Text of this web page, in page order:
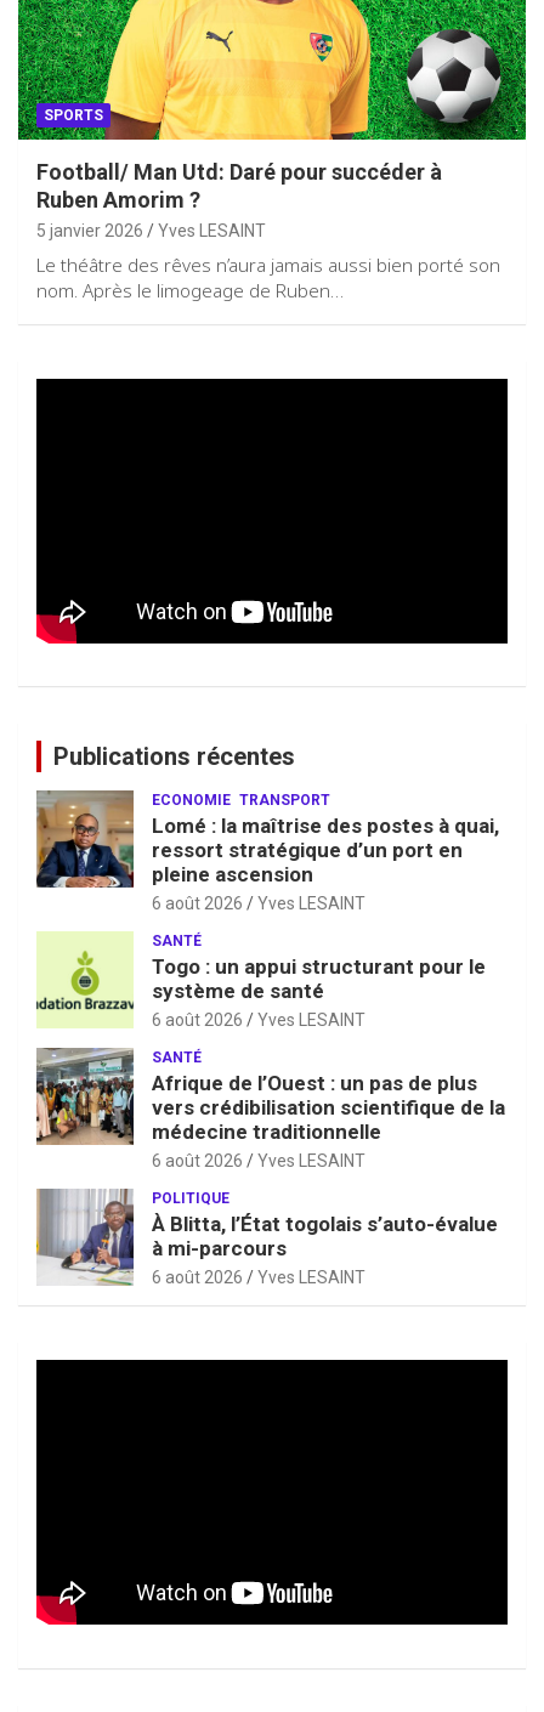
SPORTS
Football/ Man Utd: Daré pour succéder à
Ruben Amorim ?
5 janvier 2026 Yves LESAINT
Le théâtre des rêves n’aura jamais aussi bien porté son
nom. Après le limogeage de Ruben…
Publications récentes
ECONOMIE TRANSPORT
Lomé : la maîtrise des postes à quai,
ressort stratégique d’un port en
pleine ascension
6 août 2026 Yves LESAINT
SANTÉ
Togo : un appui structurant pour le
système de santé
6 août 2026 Yves LESAINT
SANTÉ
Afrique de l’Ouest : un pas de plus
vers crédibilisation scientifique de la
médecine traditionnelle
6 août 2026 Yves LESAINT
POLITIQUE
À Blitta, l’État togolais s’auto-évalue
à mi-parcours
6 août 2026 Yves LESAINT